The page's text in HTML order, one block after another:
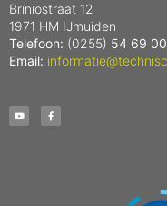
Briniostraat 12
1971 HM IJmuiden
Telefoon: (0255) 54 69 00
Email: